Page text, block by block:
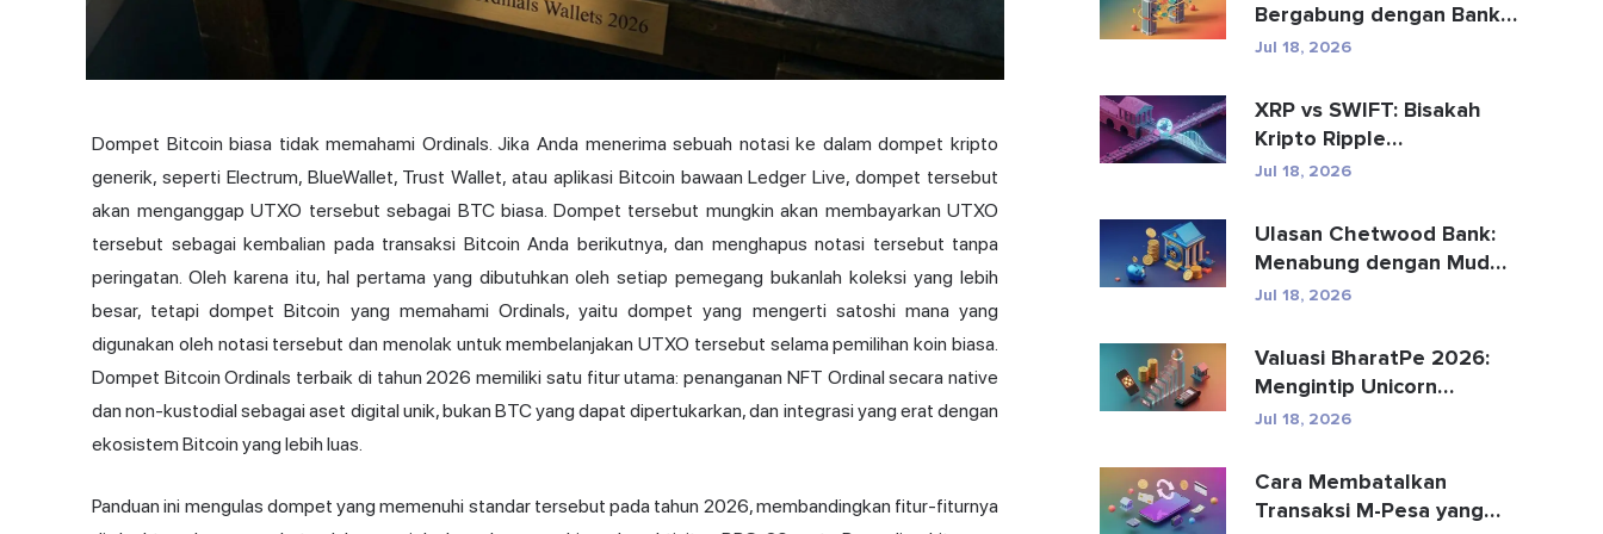
Dompet Bitcoin biasa tidak memahami Ordinals. Jika Anda menerima sebuah notasi ke dalamdompet kripto
generik, seperti Electrum, BlueWallet, Trust Wallet, atau aplikasi Bitcoin bawaan Ledger Live, dompet tersebut
akan menganggap UTXO tersebut sebagai BTC biasa. Dompet tersebut mungkin akan membayarkan UTXO
tersebut sebagai kembalian pada transaksi Bitcoin Anda berikutnya, dan menghapus notasi tersebut tanpa
peringatan. Oleh karena itu, hal pertama yang dibutuhkan oleh setiap pemegang bukanlah koleksi yang lebih
besar, tetapi dompet Bitcoin yang memahami Ordinals, yaitu dompet yang mengerti satoshi mana yang
digunakan oleh notasi tersebut dan menolak untuk membelanjakan UTXO tersebut selama pemilihan koin biasa.
Dompet Bitcoin Ordinals terbaik di tahun 2026 memiliki satu fitur utama: penanganan NFT Ordinal secara native
dan non-kustodial sebagai aset digital unik, bukan BTC yang dapat dipertukarkan, dan integrasi yang erat dengan
ekosistem Bitcoin yang lebih luas.
Panduan ini mengulas dompet yang memenuhi standar tersebut pada tahun 2026, membandingkan fitur-fiturnya
Bergabung dengan Bank
Mana? Kisah Lengkap
Jul 18, 2026
XRP vs SWIFT: Bisakah
Kripto Ripple
Menggantikan
Jul 18, 2026
Ulasan Chetwood Bank:
Menabung dengan Mudah
dan Perbankan yang
Jul 18, 2026
Valuasi BharatPe 2026:
Mengintip Unicorn
Fintech Senilai $2,85 Mil...
Jul 18, 2026
Cara Membatalkan
Transaksi M-Pesa yang